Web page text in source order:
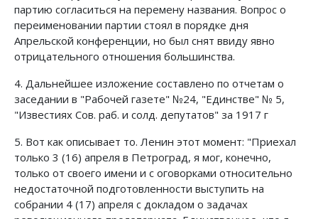
партию согласиться на перемену названия. Вопрос о
переименовании партии стоял в порядке дня
Апрельской конференции, но был снят ввиду явно
отрицательного отношения большинства.
4. Дальнейшее изложение составлено по отчетам о
заседании в "Рабочей газете" №24, "Единстве" № 5,
"Известиях Сов. раб. и солд. депутатов" за 1917 г
5. Вот как описывает то. Ленин этот момент: "Приехал
только 3 (16) апреля в Петроград, я мог, конечно,
только от своего имени и с оговорками относительно
недостаточной подготовленности выступить на
собрании 4 (17) апреля с докладом о задачах